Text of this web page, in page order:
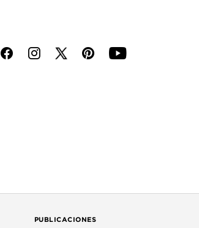
f i p y
PUBLICACIONES